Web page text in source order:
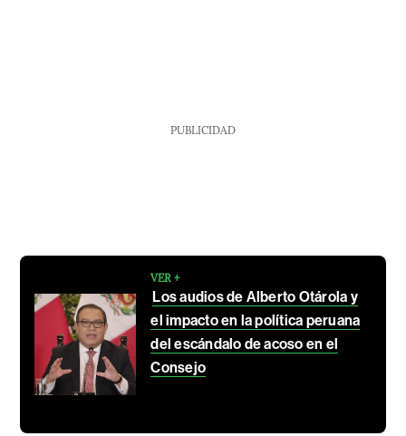
PUBLICIDAD
VER +
Los audios de Alberto Otárola y
el impacto en la política peruana
del escándalo de acoso en el
Consejo